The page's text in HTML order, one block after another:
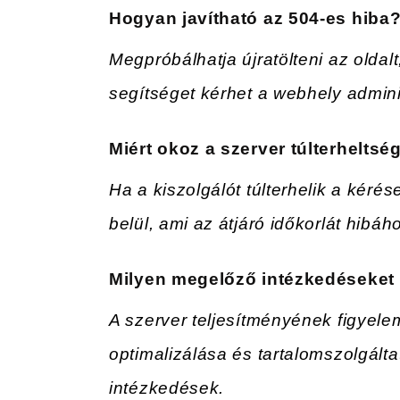
Hogyan javítható az 504-es
Megpróbálhatja újratölteni az
segítséget kérhet a webhely
Miért okoz a szerver
Ha a kiszolgálót túlterhelik a
belül, ami az átjáró időkorlát
Milyen megelőző
A szerver teljesítményének
optimalizálása és
intézkedések.